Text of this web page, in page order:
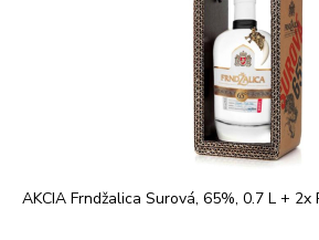
AKCIA Frndžalica Surová, 65%, 0.7 L +